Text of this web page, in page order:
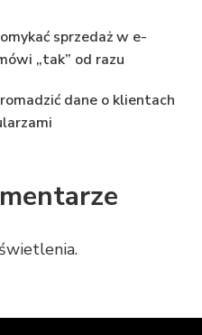
sprzedaż w e-
„tak” od razu
dane o klientach